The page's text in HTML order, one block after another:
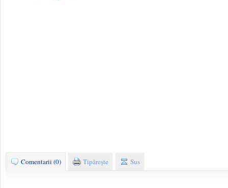
Comentarii (0) Tipăreşte Sus